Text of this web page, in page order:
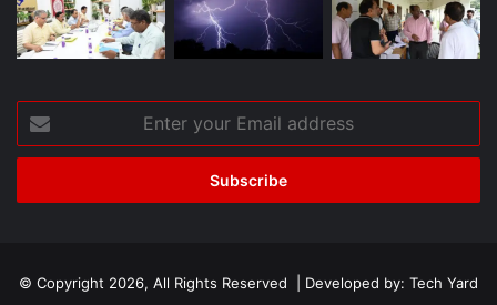
your
Email
© Copyright 2026, All Rights Reserved | Developed by: Tech Yard